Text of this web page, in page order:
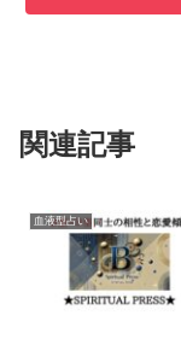
関連記事
血液型占い